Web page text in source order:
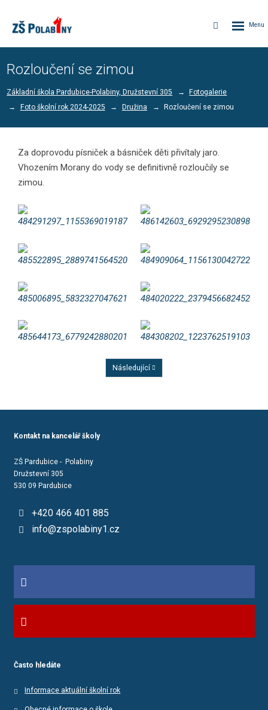
Vyhledávání
Rozloučení se zimou
Základní škola Pardubice-Polabiny, Družstevní 305
Fotogalerie
Foto školní rok 2024-2025
Družina Rozloučení se zimou
Za doprovodu písniček a básniček děti přivítaly jaro.
Vhozením Morany do vody se definitivně rozloučily se
zimou.
Předchozí
Následující
Kontakt na kancelář školy
ZŠ Pardubice - Polabiny
Družstevní 305
530 09 Pardubice
+420 466 401 885
info@zspolabiny1.cz
Často hledáte
Informace aktuální školní rok